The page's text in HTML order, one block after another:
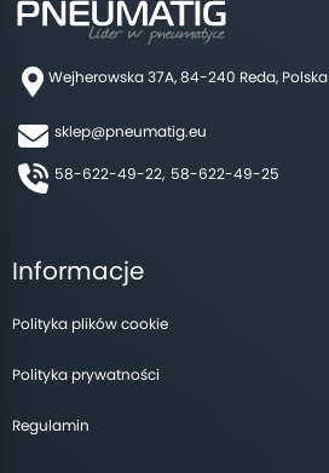
Wejherowska 37A, 84-240 Reda, Polska
sklep@pneumatig.eu
58-622-49-22, 58-622-49-25
Informacje
Polityka plików cookie
Polityka prywatności
Regulamin